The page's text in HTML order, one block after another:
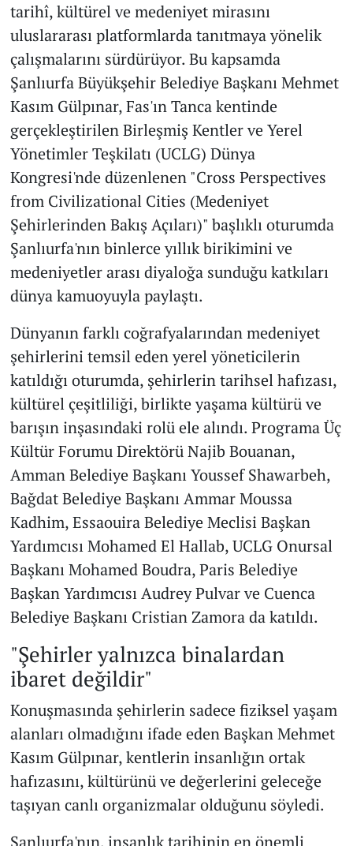
tarihî, kültürel ve medeniyet mirasını
uluslararası platformlarda tanıtmaya yönelik
çalışmalarını sürdürüyor. Bu kapsamda
Şanlıurfa Büyükşehir Belediye Başkanı Mehmet
Kasım Gülpınar, Fas'ın Tanca kentinde
gerçekleştirilen Birleşmiş Kentler ve Yerel
Yönetimler Teşkilatı (UCLG) Dünya
Kongresi'nde düzenlenen "Cross Perspectives
from Civilizational Cities (Medeniyet
Şehirlerinden Bakış Açıları)" başlıklı oturumda
Şanlıurfa'nın binlerce yıllık birikimini ve
medeniyetler arası diyaloğa sunduğu katkıları
dünya kamuoyuyla paylaştı.
Dünyanın farklı coğrafyalarından medeniyet
şehirlerini temsil eden yerel yöneticilerin
katıldığı oturumda, şehirlerin tarihsel hafızası,
kültürel çeşitliliği, birlikte yaşama kültürü ve
barışın inşasındaki rolü ele alındı. Programa Üç
Kültür Forumu Direktörü Najib Bouanan,
Amman Belediye Başkanı Youssef Shawarbeh,
Bağdat Belediye Başkanı Ammar Moussa
Kadhim, Essaouira Belediye Meclisi Başkan
Yardımcısı Mohamed El Hallab, UCLG Onursal
Başkanı Mohamed Boudra, Paris Belediye
Başkan Yardımcısı Audrey Pulvar ve Cuenca
Belediye Başkanı Cristian Zamora da katıldı.
"Şehirler yalnızca binalardan
ibaret değildir"
Konuşmasında şehirlerin sadece fiziksel yaşam
alanları olmadığını ifade eden Başkan Mehmet
Kasım Gülpınar, kentlerin insanlığın ortak
hafızasını, kültürünü ve değerlerini geleceğe
taşıyan canlı organizmalar olduğunu söyledi.
Şanlıurfa'nın, insanlık tarihinin en önemli